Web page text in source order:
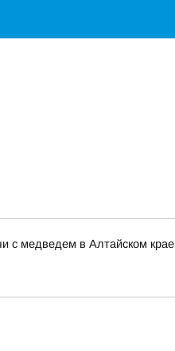
с медведем в Алтайском крае